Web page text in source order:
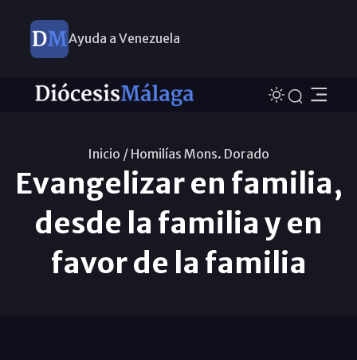
Ayuda a Venezuela
Inicio / Homilías Mons. Dorado
Evangelizar en familia,
desde la familia y en
favor de la familia